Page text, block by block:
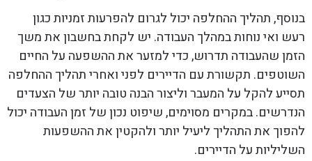
בנוסף, תהליך ההחלפה יכול לגרום להפרעות זמניות כגון
רעש ואי נוחות במהלך העבודה. יש לקחת בחשבון את משך
הזמן שהעבודה תדרוש, כדי למזער את ההשפעה על החיים
השוטפים. תקשורת עם הדיירים לפני ואחרי תהליך ההחלפה
תסייע להקל על המעבר וליצור הבנה טובה יותר של הצעדים
הנדרשים. במקרים מסוימים, שיפוט נכון של זמן העבודה יכול
להפוך את התהליך ליעיל יותר ולהקטין את ההשפעות
השליליות על הדיירים.